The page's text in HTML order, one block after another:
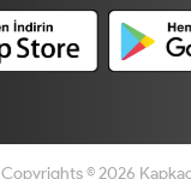
Copyrights © 2026